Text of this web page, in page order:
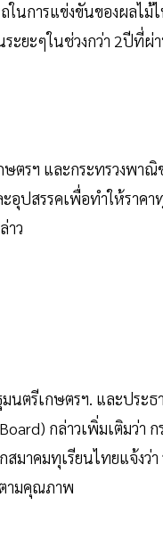
ในการแข่งขันของผล
ะยะๆในช่วงกว่า 2ปีที่ผ่
ษตรฯ และกระทรวงพา
ปสรรคเพื่อทำให้ราคา
าว
นตรีเกษตรฯ. และปร
กล่าวเพิ่มเติมว่า
มาคมทุเรียนไทยแจ้งว่
ามคุณภาพ